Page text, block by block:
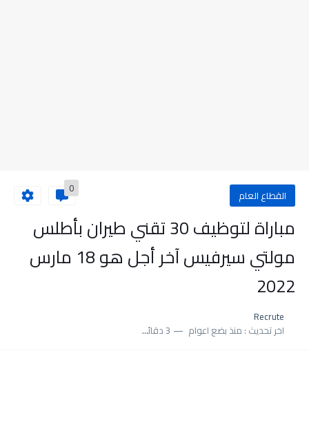
القطاع العام 0
مباراة لتوظيف 30 تقني طيران بأطلس
مولتي سيرفيس آخر أجل هو 18 مارس
2022
Recrute
اخر تحديث : منذ بضع اعوام 3 دقائق للقراءة